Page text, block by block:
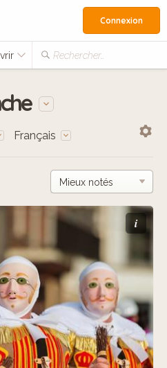
Rechercher…
Connexion
Français
i